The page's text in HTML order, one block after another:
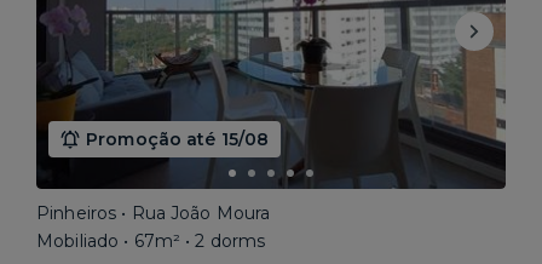
Promoção até 15/08
Pinheiros • Rua João Moura
Mobiliado • 67m² • 2 dorms